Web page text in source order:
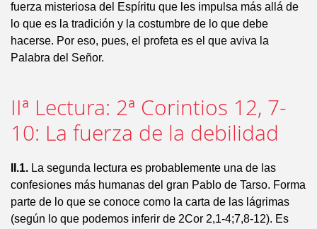
fuerza misteriosa del Espíritu que les impulsa más allá de
lo que es la tradición y la costumbre de lo que debe
hacerse. Por eso, pues, el profeta es el que aviva la
Palabra del Señor.
IIª Lectura: 2ª Corintios 12, 7-
10: La fuerza de la debilidad
II.1. La segunda lectura es probablemente una de las
confesiones más humanas del gran Pablo de Tarso. Forma
parte de lo que se conoce como la carta de las lágrimas
(según lo que podemos inferir de 2Cor 2,1-4;7,8-12). Es